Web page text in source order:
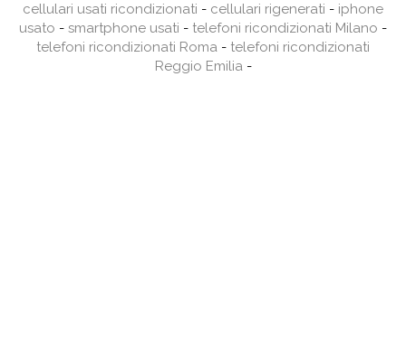
cellulari usati ricondizionati - cellulari rigenerati - iphone
usato - smartphone usati - telefoni ricondizionati Milano -
telefoni ricondizionati Roma - telefoni ricondizionati
Reggio Emilia-